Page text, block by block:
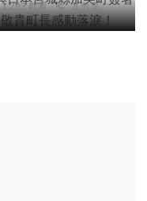
觀看 8 分享